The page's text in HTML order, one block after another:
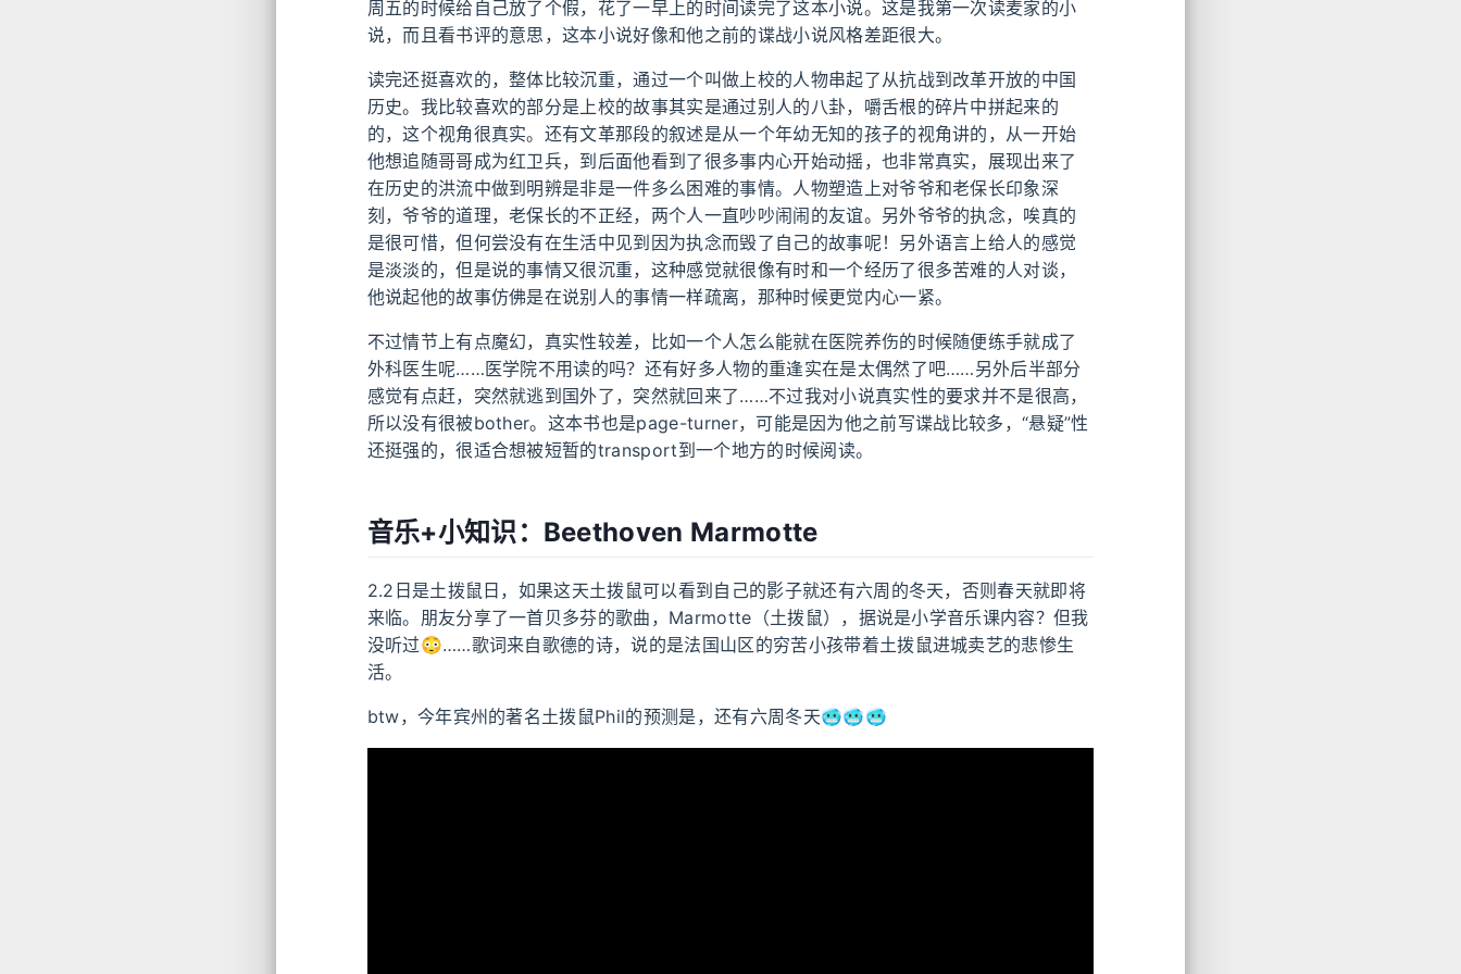
周五的时候给自己放了个假，花了一早上的时间读完了这本小说。这是我第一次读麦家的小
说，而且看书评的意思，这本小说好像和他之前的谍战小说风格差距很大。
读完还挺喜欢的，整体比较沉重，通过一个叫做上校的人物串起了从抗战到改革开放的中国
历史。我比较喜欢的部分是上校的故事其实是通过别人的八卦，嚼舌根的碎片中拼起来的
的，这个视角很真实。还有文革那段的叙述是从一个年幼无知的孩子的视角讲的，从一开始
他想追随哥哥成为红卫兵，到后面他看到了很多事内心开始动摇，也非常真实，展现出来了
在历史的洪流中做到明辨是非是一件多么困难的事情。人物塑造上对爷爷和老保长印象深
刻，爷爷的道理，老保长的不正经，两个人一直吵吵闹闹的友谊。另外爷爷的执念，唉真的
是很可惜，但何尝没有在生活中见到因为执念而毁了自己的故事呢！另外语言上给人的感觉
是淡淡的，但是说的事情又很沉重，这种感觉就很像有时和一个经历了很多苦难的人对谈，
他说起他的故事仿佛是在说别人的事情一样疏离，那种时候更觉内心一紧。
不过情节上有点魔幻，真实性较差，比如一个人怎么能就在医院养伤的时候随便练手就成了
外科医生呢……医学院不用读的吗？还有好多人物的重逢实在是太偶然了吧……另外后半部分
感觉有点赶，突然就逃到国外了，突然就回来了……不过我对小说真实性的要求并不是很高，
所以没有很被bother。这本书也是page-turner，可能是因为他之前写谍战比较多，“悬疑”性
还挺强的，很适合想被短暂的transport到一个地方的时候阅读。
音乐+小知识：Beethoven Marmotte
2.2日是土拨鼠日，如果这天土拨鼠可以看到自己的影子就还有六周的冬天，否则春天就即将
来临。朋友分享了一首贝多芬的歌曲，Marmotte（土拨鼠），据说是小学音乐课内容？但我
没听过😳……歌词来自歌德的诗，说的是法国山区的穷苦小孩带着土拨鼠进城卖艺的悲惨生
活。
btw，今年宾州的著名土拨鼠Phil的预测是，还有六周冬天🥶🥶🥶